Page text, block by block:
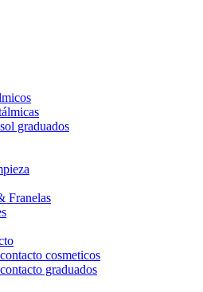
graduados
Franelas
cosmeticos
graduados